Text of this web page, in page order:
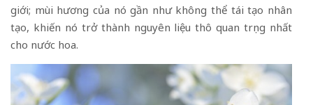
giới; mùi hương của nó gần như không thể tái tạo nhân
tạo, khiến nó trở thành nguyên liệu thô quan trọng nhất
cho nước hoa.